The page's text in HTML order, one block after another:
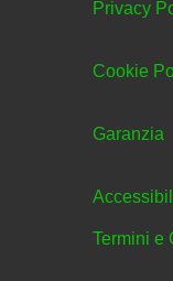
Privacy
Cookie
Garanzia
Termini e